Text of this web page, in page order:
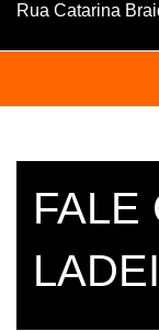
Rua Catarina
FALE